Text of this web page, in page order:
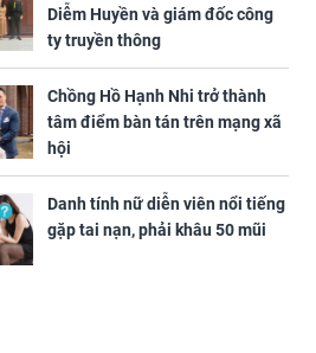
12 con
sự nghiệp
hưng thịnh,
tài lộc ảm
Diễm Huyền và giám đốc công
ty truyền thông
Chồng Hồ Hạnh Nhi trở thành
tâm điểm bàn tán trên mạng xã
hội
Danh tính nữ diễn viên nổi tiếng
gặp tai nạn, phải khâu 50 mũi